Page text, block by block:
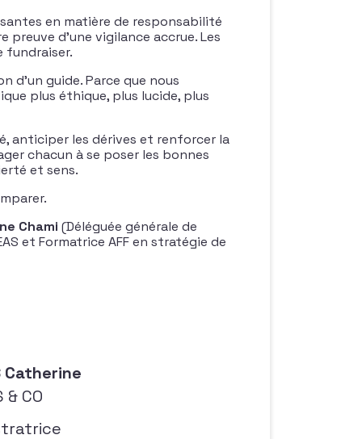
en matière de responsabilité
d’une vigilance accrue. Les
fundraiser.
d’un guide. Parce que nous
plus éthique, plus lucide, plus
anticiper les dérives et renforcer la
chacun à se poser les bonnes
et sens.
Chami (Déléguée générale de
et Formatrice AFF en stratégie de
Catherine
& CO